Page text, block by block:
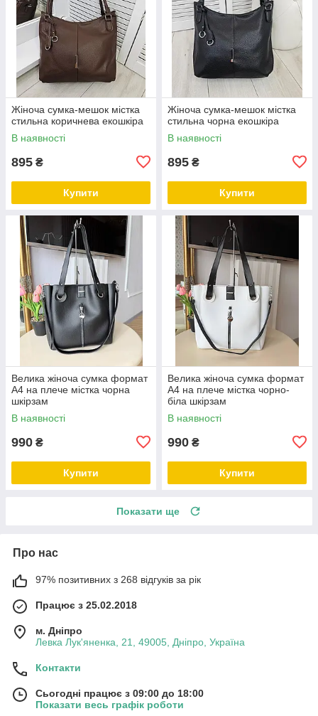
Жіноча сумка-мешок містка
стильна коричнева екошкіра
В наявності
895 ₴
Купити
Жіноча сумка-мешок містка
стильна чорна екошкіра
В наявності
895 ₴
Купити
Велика жіноча сумка формат
А4 на плече містка чорна
шкірзам
В наявності
990 ₴
Купити
Велика жіноча сумка формат
А4 на плече містка чорно-
біла шкірзам
В наявності
990 ₴
Купити
Показати ще
Про нас
97% позитивних з 268 відгуків за рік
Працює з 25.02.2018
м. Дніпро
Левка Лук'яненка, 21, 49005, Дніпро, Україна
Контакти
Сьогодні працює з 09:00 до 18:00
Показати весь графік роботи